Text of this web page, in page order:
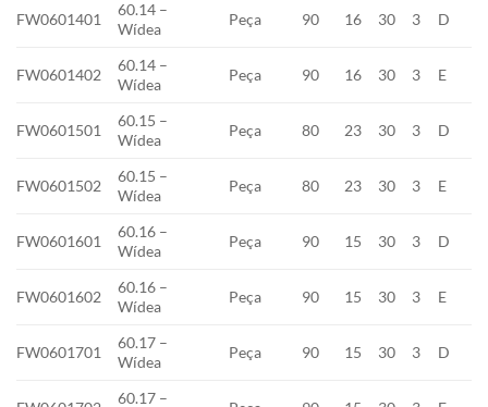
FW0601401
60.14 –
Wídea
Peça 90 16 30 3 D
FW0601402
60.14 –
Wídea
Peça 90 16 30 3 E
FW0601501
60.15 –
Wídea
Peça 80 23 30 3 D
FW0601502
60.15 –
Wídea
Peça 80 23 30 3 E
FW0601601
60.16 –
Wídea
Peça 90 15 30 3 D
FW0601602
60.16 –
Wídea
Peça 90 15 30 3 E
FW0601701
60.17 –
Wídea
Peça 90 15 30 3 D
60.17 –